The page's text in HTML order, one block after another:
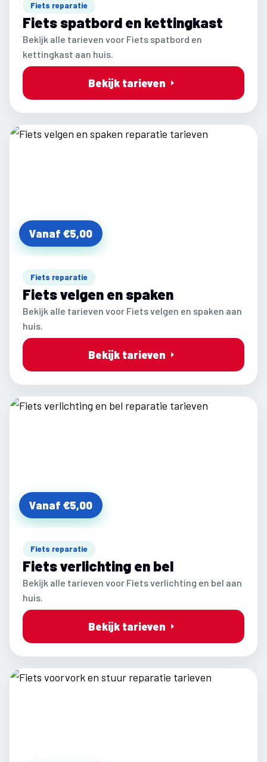
Fiets reparatie
Fiets spatbord en kettingkast
Bekijk alle tarieven voor Fiets spatbord en
kettingkast aan huis.
Bekijk tarieven
Vanaf €5,00
Fiets reparatie
Fiets velgen en spaken
Bekijk alle tarieven voor Fiets velgen en spaken aan
huis.
Bekijk tarieven
Vanaf €5,00
Fiets reparatie
Fiets verlichting en bel
Bekijk alle tarieven voor Fiets verlichting en bel aan
huis.
Bekijk tarieven